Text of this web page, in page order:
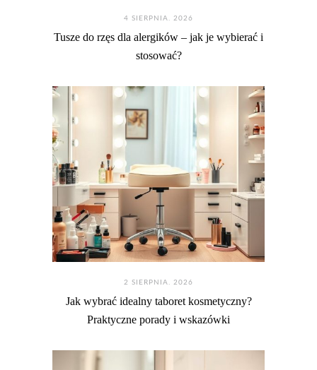
4 SIERPNIA. 2026
Tusze do rzęs dla alergików – jak je wybierać i
stosować?
2 SIERPNIA. 2026
Jak wybrać idealny taboret kosmetyczny?
Praktyczne porady i wskazówki